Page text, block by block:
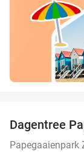
Dagentree
Papegaaienpark